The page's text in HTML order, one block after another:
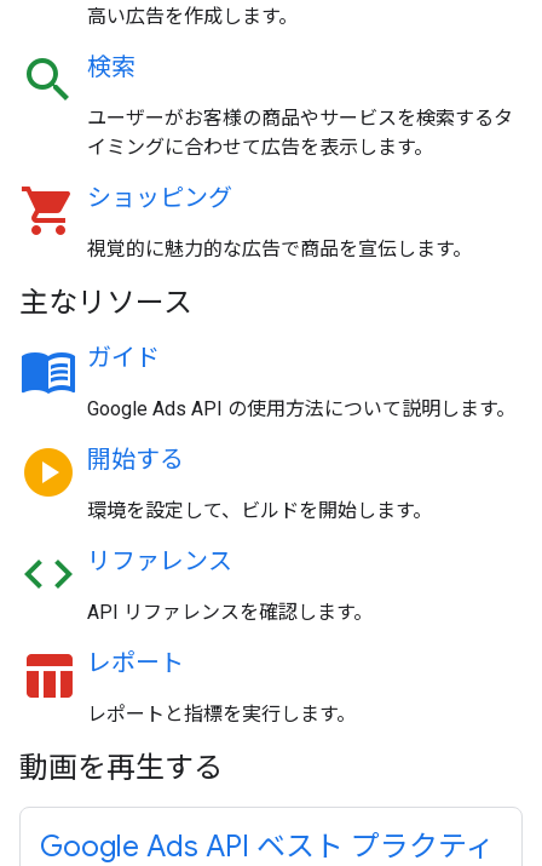
高い広告を作成します。
search 検索
ユーザーがお客様の商品やサービスを検索するタ
イミングに合わせて広告を表示します。
shopping_cart ショッピング
視覚的に魅力的な広告で商品を宣伝します。
主なリソース
menu_book ガイド
Google Ads API の使用方法について説明します。
play_circle 開始する
環境を設定して、ビルドを開始します。
code リファレンス
API リファレンスを確認します。
table_chart レポート
レポートと指標を実行します。
動画を再生する
Google Ads API ベスト プラクティ